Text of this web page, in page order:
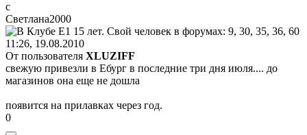
с
Светлaна2000
11:26, 19.08.2010
От пользователя XLUZIFF
свежую привезли в Ебург в последние три дня июля.... до
магазинов она еще не дошла
появится на прилавках через год.
0